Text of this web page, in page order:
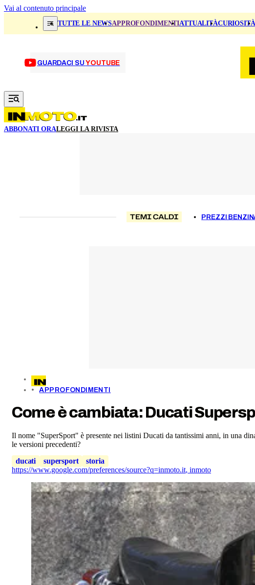
Vai al contenuto principale
TUTTE LE NEWSAPPROFONDIMENTIATTUALITÀCURIOSITÀ
GUARDACI SUYOUTUBE
ABBONATI ORALEGGI LA RIVISTA
TEMI CALDI PREZZI
APPROFONDIMENTI
Come è cambiata: Ducati
Il nome "SuperSport" è presente nei listini Ducati da tantissimi anni, in una
le versioni precedenti?
ducati
supersport
storia
https://www.google.com/preferences/source?q=inmoto.it, inmoto